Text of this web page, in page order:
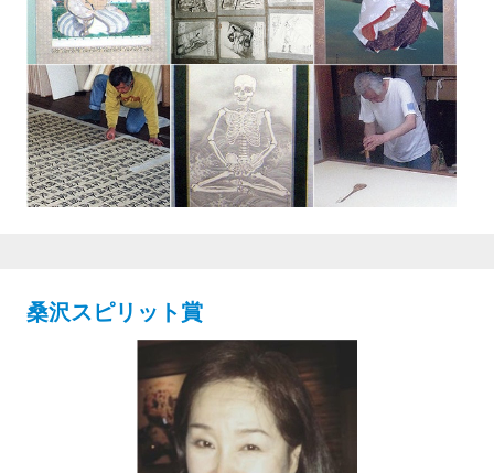
桑沢スピリット賞